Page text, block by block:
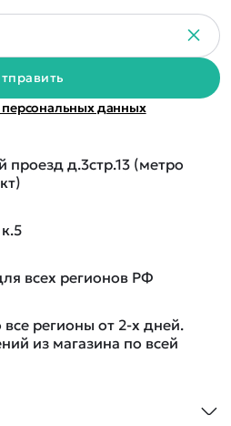
проезд д.3стр.13 (метро
всех регионов РФ
все регионы от 2-х дней.
из магазина по всей
персональных данных